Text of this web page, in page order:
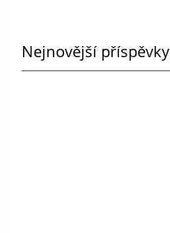
Nejnovější příspěvky